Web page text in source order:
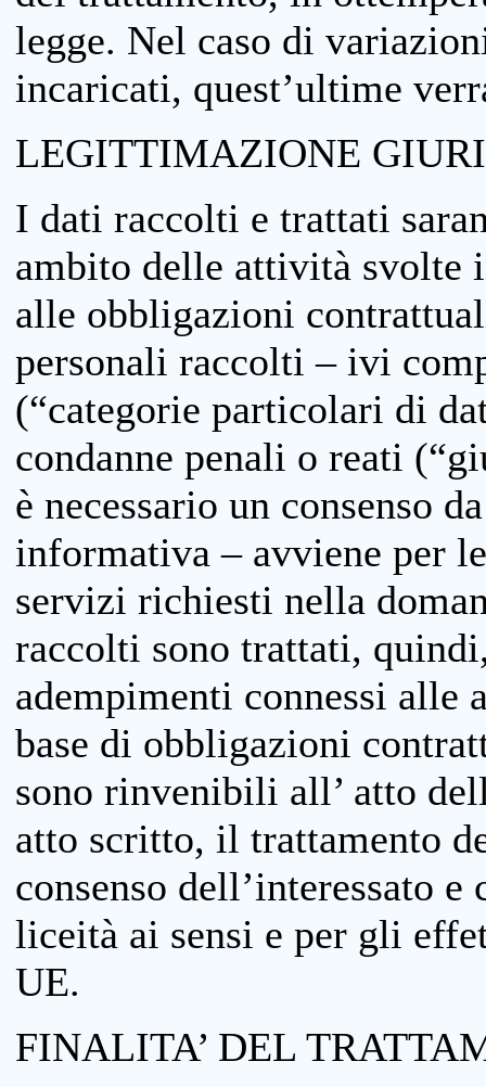
legge. Nel caso di
incaricati, quest’ultime
LEGITTIMAZIONE
I dati raccolti e trattati
ambito delle attività svolte
alle obbligazioni
personali raccolti – ivi
(“categorie particolari di
condanne penali o reati
è necessario un consenso
informativa – avviene per
servizi richiesti nella
raccolti sono trattati,
adempimenti connessi
base di obbligazioni
sono rinvenibili all’ atto
atto scritto, il trattamento
consenso dell’interessato
liceità ai sensi e per gli
UE.
FINALITA’ DEL